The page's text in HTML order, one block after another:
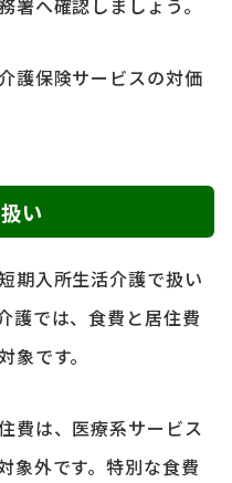
へ確認しましょう。
護保険サービスの対価
い
期入所生活介護で扱い
護では、食費と居住費
です。
費は、医療系サービス
象外です。特別な食費